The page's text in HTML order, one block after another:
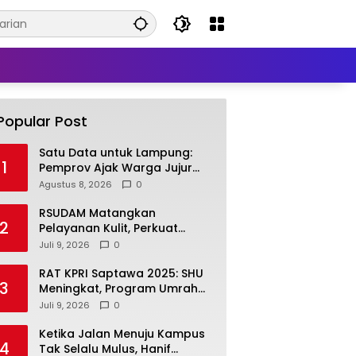
Post
1
Satu Data untuk Lampung:
Pemprov Ajak Warga Jujur
Ikuti Sensus Ekonomi 2026
Agustus 8, 2026 0
2
RSUDAM Matangkan
Pelayanan Kulit, Perkuat
Koordinasi Dokter
Juli 9, 2026 0
3
RAT KPRI Saptawa 2025: SHU
Meningkat, Program Umrah
hingga Perumahan Terus
Juli 9, 2026 0
4
Ketika Jalan Menuju Kampus
Tak Selalu Mulus, Hanif